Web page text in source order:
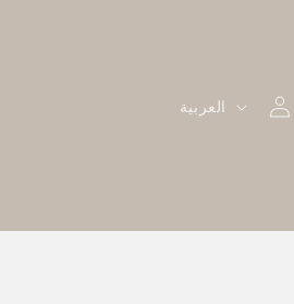
العربية
تسجيل
الدخول